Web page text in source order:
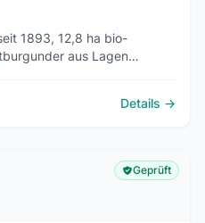
1893, 12,8 ha bio-
aus Lagen
Details →
Geprüft